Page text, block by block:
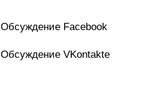
Обсуждение Facebook
Обсуждение VKontakte